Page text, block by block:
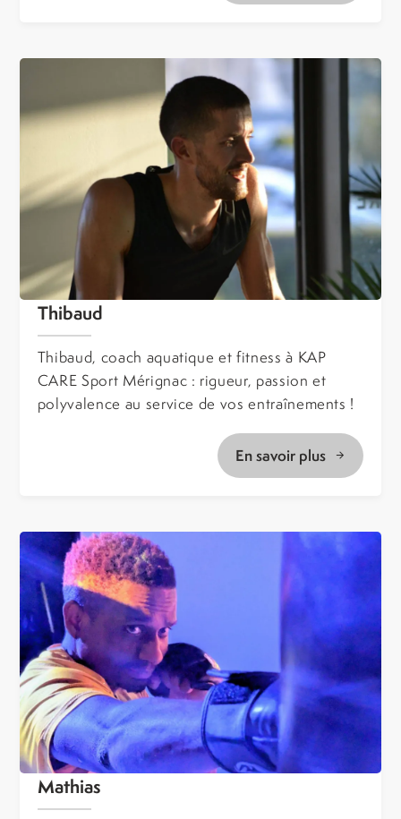
Thibaud
Thibaud, coach aquatique et fitness à KAP
CARE Sport Mérignac : rigueur, passion et
polyvalence au service de vos entraînements !
En savoir plus
Mathias